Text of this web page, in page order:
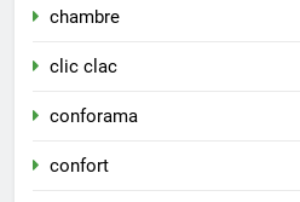
chambre
clic clac
conforama
confort